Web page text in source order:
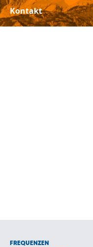
Kontakt
FREQUENZEN